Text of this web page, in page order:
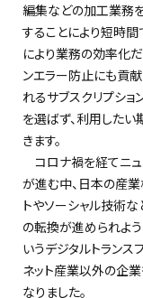
編集などの加工業務
することにより短時間
により業務の効率化
ンエラー防止にも貢献
れるサブスクリプシ
を選ばず、利用した
きます。
コロナ禍を経てニ
が進む中、日本の産
トやソーシャル技術
の転換が進められよ
いうデジタルトランス
ネット産業以外の企
なりました。